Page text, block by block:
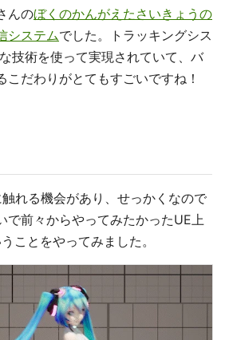
んのぼくのかんがえたさいきょうの
システムでした。トラッキングシス
技術を使って実現されていて、バ
こだわりがとてもすごいですね！
れる機会があり、せっかくなので
で前々からやってみたかったUE上
ことをやってみました。